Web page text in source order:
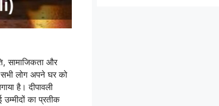
सामाजिकता और
सभी लोग अपने घर को
है। दीपावली
उम्मीदों का प्रतीक